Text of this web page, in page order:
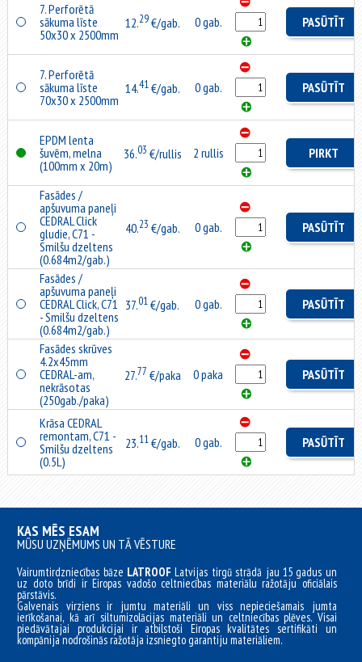
7. Perforētā
sākuma līste
50x30 x 2500mm
12.29€/gab. 0 gab. PASŪTĪT
7. Perforētā
sākuma līste
70x30 x 2500mm
14.41€/gab. 0 gab. PASŪTĪT
EPDM lenta
šuvēm, melna
(100mm x 20m)
36.03 €/rullis 2 rullis PIRKT
Fasādes /
apšuvuma paneļi
CEDRAL Click
gludie, C71 -
Smilšu dzeltens
(0.684m2/gab.)
40.23 €/gab. 0 gab. PASŪTĪT
Fasādes /
apšuvuma paneļi
CEDRAL Click, C71
- Smilšu dzeltens
(0.684m2/gab.)
37.01€/gab. 0 gab. PASŪTĪT
Fasādes skrūves
4.2x45mm
CEDRAL-am,
nekrāsotas
(250gab./paka)
27.77 €/paka 0 paka PASŪTĪT
Krāsa CEDRAL
remontam, C71 -
Smilšu dzeltens
(0.5L)
23.11€/gab. 0 gab. PASŪTĪT
KAS MĒS ESAM
MŪSU UZŅĒMUMS UN TĀ VĒSTURE
Vairumtirdzniecības bāze LATROOFLatvijas tirgū strādā jau 15 gadus un
uz doto brīdi ir Eiropas vadošo celtniecības materiālu ražotāju oficiālais
pārstāvis.
Galvenais virziens ir jumtu materiāli un viss nepieciešamais jumta
ierīkošanai, kā arī siltumizolācijas materiāli un celtniecības plēves. Visai
piedāvātajai produkcijai ir atbilstoši Eiropas kvalitātes sertifikāti un
kompānija nodrošinās ražotāja izsniegto garantiju materiāliem.